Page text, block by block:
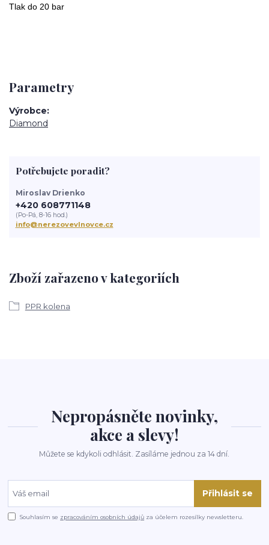
Tlak do 20 bar
Parametry
Výrobce
Diamond
Zboží zařazeno v kategoriích
PPR kolena
Potřebujete poradit?
Miroslav Drienko
+420 608771148
(Po-Pá, 8-16 hod.)
info@nerezovevlnovce.cz
Nepropásněte novinky,
akce a slevy!
Můžete se kdykoli odhlásit. Zasíláme jednou za 14 dní.
Přihlásit se
Souhlasím se zpracováním osobních údajů za účelem rozesílky newsletteru.